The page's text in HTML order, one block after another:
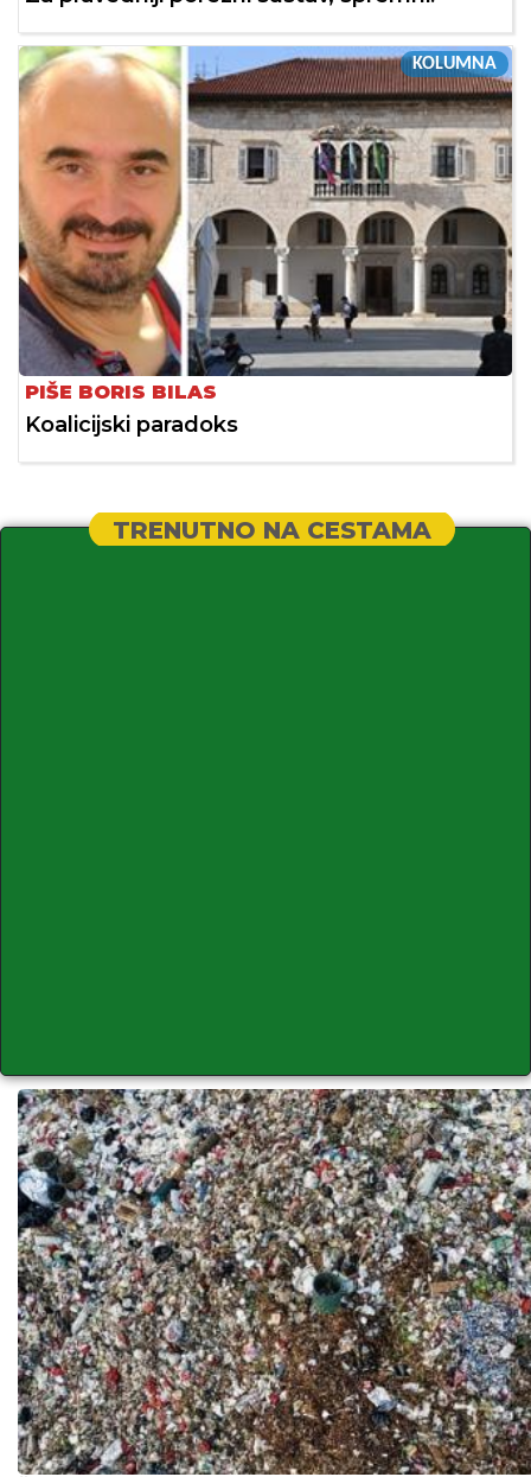
KOLUMNA
PIŠE BORIS BILAS
Koalicijski paradoks
TRENUTNO NA CESTAMA